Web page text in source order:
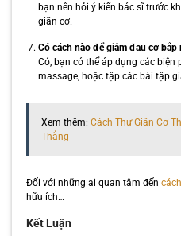
bạn nên hỏi ý kiến bác sĩ trước
giãn cơ.
Có cách nào để giảm đau cơ
Có, bạn có thể áp dụng các
massage, hoặc tập các bài tập
Xem thêm: Cách Thư Giãn Cơ
Thẳng
Đối với những ai quan tâm đến
hữu ích…
Kết Luận